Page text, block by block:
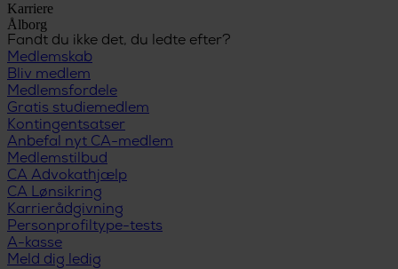
Karriere
Ålborg
Fandt du ikke det, du ledte efter?
Medlemskab
Bliv medlem
Medlemsfordele
Gratis studiemedlem
Kontingentsatser
Anbefal nyt CA-medlem
Medlemstilbud
CA Advokathjælp
CA Lønsikring
Karrierådgivning
Personprofiltype-tests
A-kasse
Meld dig ledig